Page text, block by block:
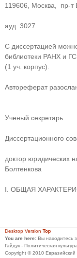
119606, Москва, пр-т
ауд. 3027.
С диссертацией
библиотеки РАНХ и
(1 уч. корпус).
Автореферат
Ученый секретарь
Диссертационного
доктор
Болтенкова
I. ОБЩАЯ
Desktop Version Top
You are here: Вы находитесь
Гайдук - Политическая
Copyright © 2010 Евразийский